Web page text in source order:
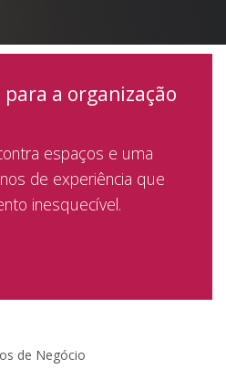
a organização
espaços e uma
de experiência que
inesquecível.
de Negócio